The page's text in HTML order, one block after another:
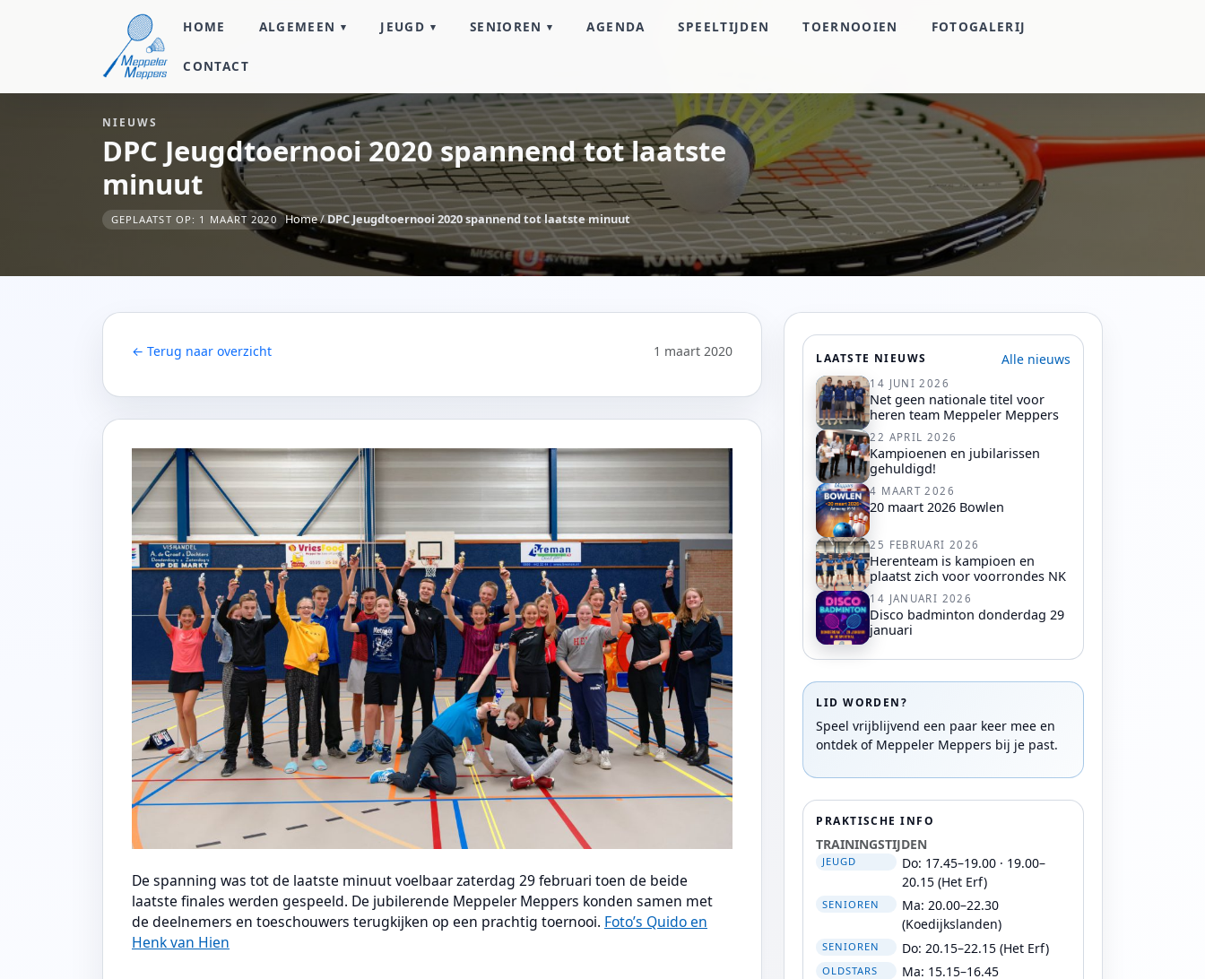
HOME ALGEMEEN JEUGD SENIOREN AGENDA SPEELTIJDEN TOERNOOIEN FOTOGALERIJ
CONTACT
NIEUWS
DPC Jeugdtoernooi 2020 spannend tot laatste
minuut
GEPLAATST OP: 1 MAART 2020 Home/DPC Jeugdtoernooi 2020 spannend tot laatste minuut
← Terug naar overzicht 1 maart 2020
De spanning was tot de laatste minuut voelbaar zaterdag 29 februari toen de beide
laatste finales werden gespeeld. De jubilerende Meppeler Meppers konden samen met
de deelnemers en toeschouwers terugkijken op een prachtig toernooi. Foto’s Quido en
Henk van Hien
LAATSTE NIEUWS Alle nieuws
14 JUNI 2026
Net geen nationale titel voor
heren team Meppeler Meppers
22 APRIL 2026
Kampioenen en jubilarissen
gehuldigd!
4 MAART 2026
20 maart 2026 Bowlen
25 FEBRUARI 2026
Herenteam is kampioen en
plaatst zich voor voorrondes NK
14 JANUARI 2026
Disco badminton donderdag 29
januari
LID WORDEN?
Speel vrijblijvend een paar keer mee en
ontdek of Meppeler Meppers bij je past.
PRAKTISCHE INFO
TRAININGSTIJDEN
JEUGD
Do: 17.45–19.00 · 19.00–
20.15 (Het Erf)
SENIOREN
Ma: 20.00–22.30
(Koedijkslanden)
SENIOREN Do: 20.15–22.15 (Het Erf)
OLDSTARS
Ma: 15.15–16.45